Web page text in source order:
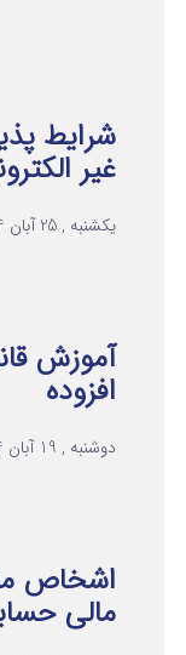
شرایط
غیر
یکشنبه , 25 آبان 1404
آموزش
افزوده
دوشنبه , 19 آبان 1404
اشخاص
مالی